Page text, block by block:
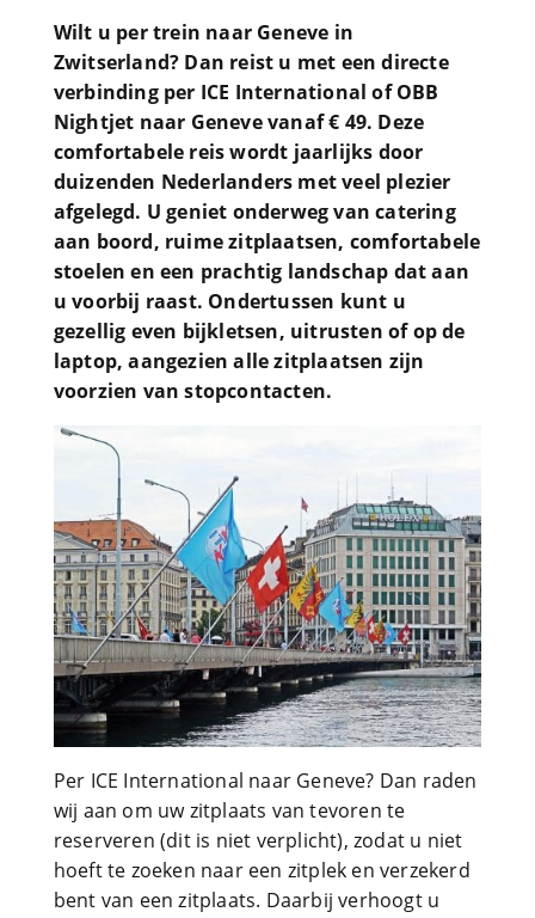
Wilt u per trein naar Geneve in
Zwitserland? Dan reist u met een directe
verbinding per ICE International of OBB
Nightjet naar Geneve vanaf € 49. Deze
comfortabele reis wordt jaarlijks door
duizenden Nederlanders met veel plezier
afgelegd. U geniet onderweg van catering
aan boord, ruime zitplaatsen, comfortabele
stoelen en een prachtig landschap dat aan
u voorbij raast. Ondertussen kunt u
gezellig even bijkletsen, uitrusten of op de
laptop, aangezien alle zitplaatsen zijn
voorzien van stopcontacten.
Per ICE International naar Geneve? Dan raden
wij aan om uw zitplaats van tevoren te
reserveren (dit is niet verplicht), zodat u niet
hoeft te zoeken naar een zitplek en verzekerd
bent van een zitplaats. Daarbij verhoogt u